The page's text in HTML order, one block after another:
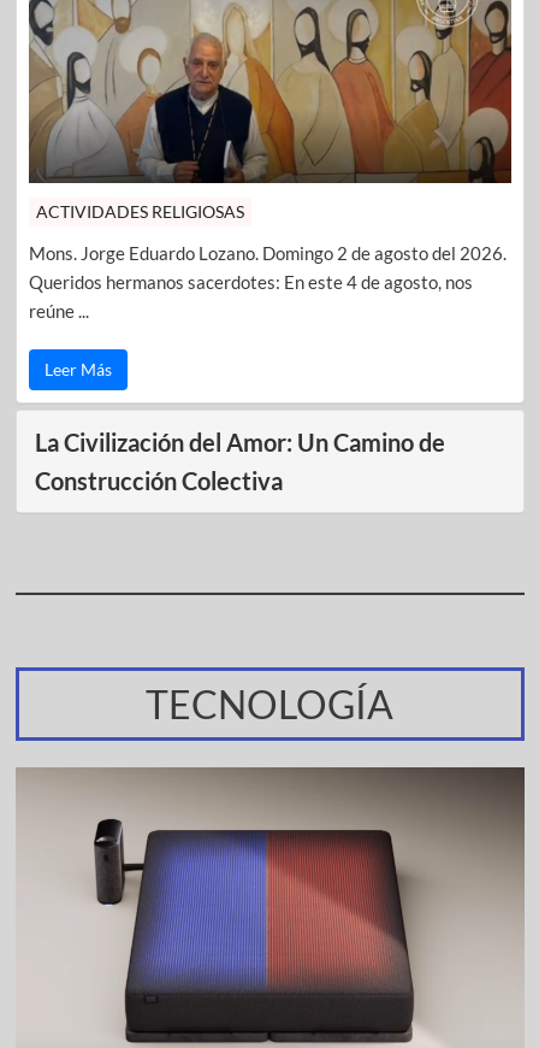
ACTIVIDADES RELIGIOSAS
Mons. Jorge Eduardo Lozano. Domingo 2 de agosto del 2026.
Queridos hermanos sacerdotes: En este 4 de agosto, nos
reúne ...
Leer Más
La Civilización del Amor: Un Camino de
Construcción Colectiva
TECNOLOGÍA